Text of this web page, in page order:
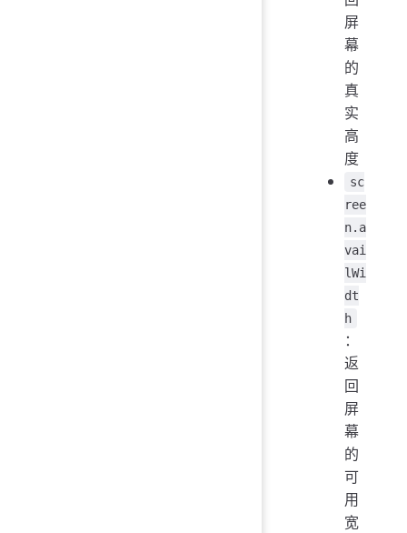
屏
幕
的
真
实
高
度
sc
ree
n.a
vai
lWi
dt
h
：
返
回
屏
幕
的
可
用
宽